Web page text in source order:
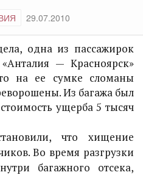
29.07.2010
одна из пассажирок
— Красноярск»
на ее сумке сломаны
Из багажа был
ущерба 5 тысяч
что хищение
Во время разгрузки
багажного отсека,